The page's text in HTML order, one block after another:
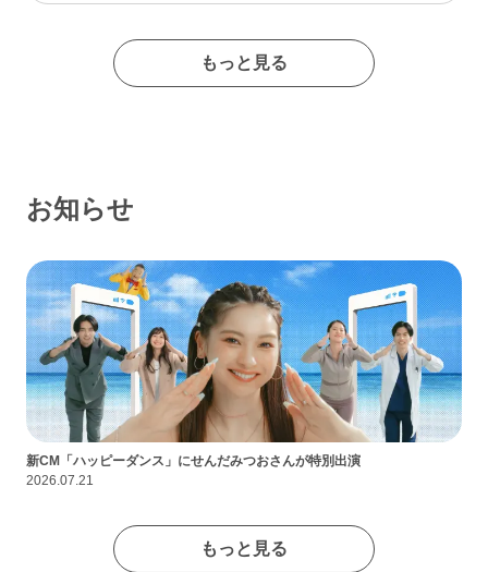
たイメージの出会い系サイトであるなんて思わなかったな…
もっと見る
お知らせ
新CM「ハッピーダンス」にせんだみつおさんが特別出演
2026.07.21
もっと見る